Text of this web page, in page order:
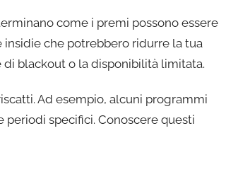
come i premi possono essere
che potrebbero ridurre la tua
blackout o la disponibilità limitata.
Ad esempio, alcuni programmi
specifici. Conoscere questi